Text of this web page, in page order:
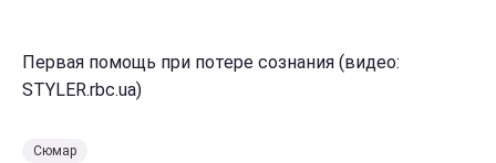
Первая помощь при потере сознания (видео:
STYLER.rbc.ua)
Сюмар